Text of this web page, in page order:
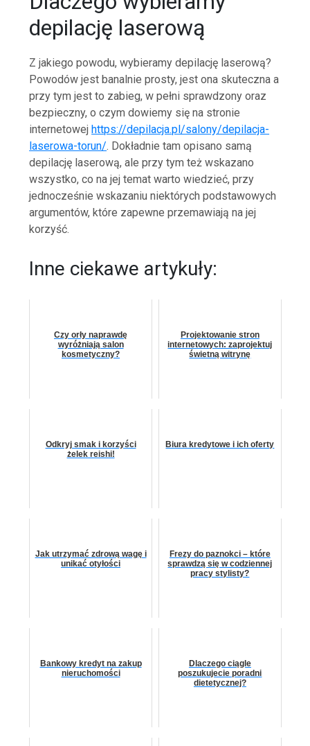
depilację laserową
Z jakiego powodu, wybieramy depilację laserową?
Powodów jest banalnie prosty, jest ona skuteczna a
przy tym jest to zabieg, w pełni sprawdzony oraz
bezpieczny, o czym dowiemy się na stronie
internetowejhttps://depilacja.pl/salony/depilacja-
laserowa-torun/. Dokładnie tam opisano samą
depilację laserową, ale przy tym też wskazano
wszystko, co na jej temat warto wiedzieć, przy
jednocześnie wskazaniu niektórych podstawowych
argumentów, które zapewne przemawiają na jej
korzyść.
Inne ciekawe artykuły:
Czy orły naprawdę
wyróżniają salon
kosmetyczny?
Projektowanie stron
internetowych: zaprojektuj
świetną witrynę
Odkryj smak i korzyści
żelek reishi!
Biura kredytowe i ich oferty
Jak utrzymać zdrową wagę i
unikać otyłości
Frezy do paznokci – które
sprawdzą się w codziennej
pracy stylisty?
Bankowy kredyt na zakup
nieruchomości
Dlaczego ciągle
poszukujecie poradni
dietetycznej?